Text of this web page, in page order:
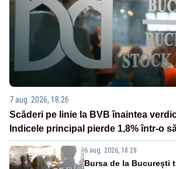
7 aug. 2026, 18:26
Scăderi pe linie la BVB înaintea
Indicele principal pierde 1,8% într-o
6 aug. 2026, 18:28
Bursa de la București